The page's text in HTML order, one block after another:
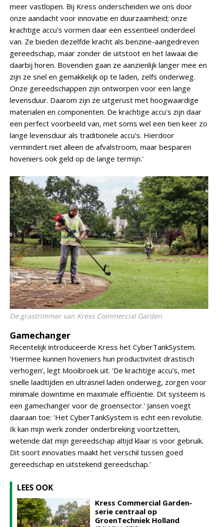
meer vastlopen. Bij Kress onderscheiden we ons door
onze aandacht voor innovatie en duurzaamheid; onze
krachtige accu's vormen daar een essentieel onderdeel
van. Ze bieden dezelfde kracht als benzine-aangedreven
gereedschap, maar zonder de uitstoot en het lawaai die
daarbij horen. Bovendien gaan ze aanzienlijk langer mee en
zijn ze snel en gemakkelijk op te laden, zelfs onderweg.
Onze gereedschappen zijn ontworpen voor een lange
levensduur. Daarom zijn ze uitgerust met hoogwaardige
materialen en componenten. De krachtige accu's zijn daar
een perfect voorbeeld van, met soms wel een tien keer zo
lange levensduur als traditionele accu's. Hierdoor
vermindert niet alleen de afvalstroom, maar besparen
hoveniers ook geld op de lange termijn.'
De grastrimmer van Kress Commercial Garden
Gamechanger
Recentelijk introduceerde Kress het CyberTankSystem.
'Hiermee kunnen hoveniers hun productiviteit drastisch
verhogen', legt Mooibroek uit. 'De krachtige accu's, met
snelle laadtijden en ultrasnel laden onderweg, zorgen voor
minimale downtime en maximale efficiëntie. Dit systeem is
een gamechanger voor de groensector.' Jansen voegt
daaraan toe: 'Het CyberTankSystem is echt een revolutie.
Ik kan mijn werk zonder onderbreking voortzetten,
wetende dat mijn gereedschap altijd klaar is voor gebruik.
Dit soort innovaties maakt het verschil tussen goed
gereedschap en uitstekend gereedschap.'
LEES OOK
Kress Commercial Garden-
serie centraal op
GroenTechniek Holland